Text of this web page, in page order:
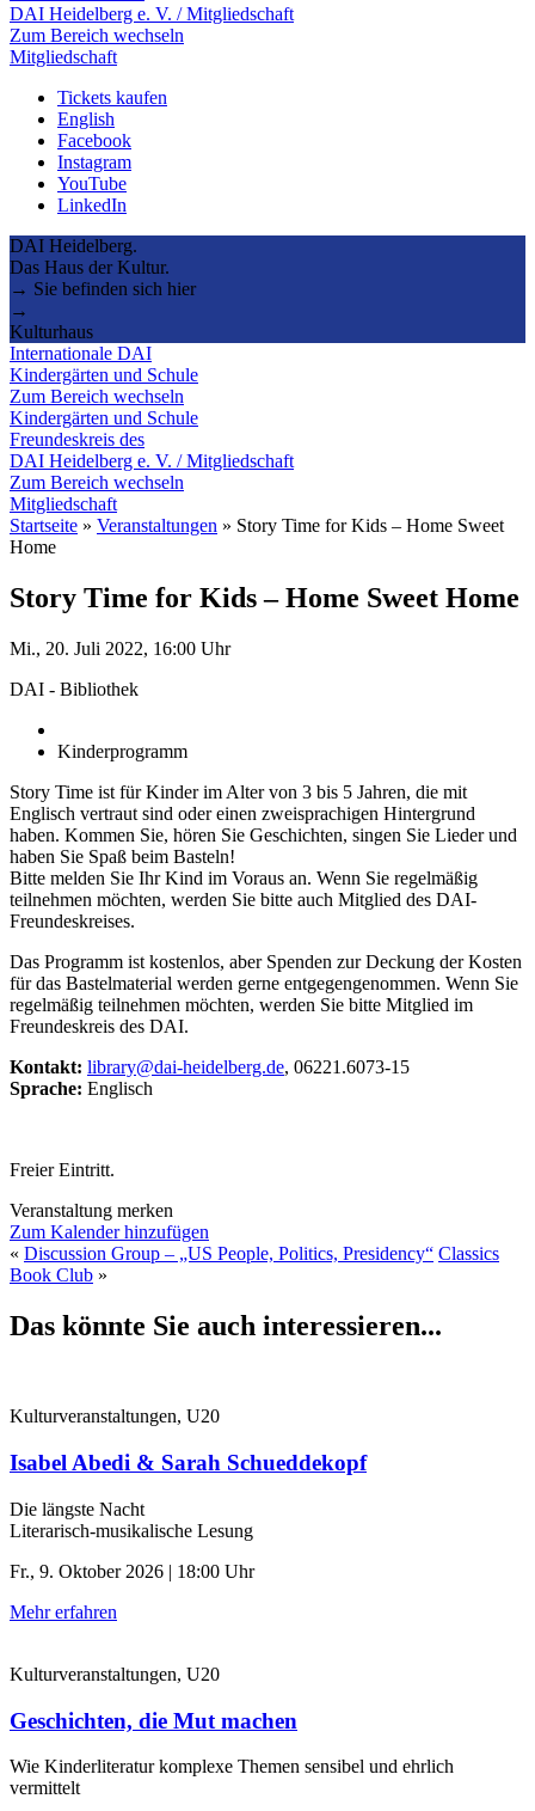
DAI Heidelberg e. V. / Mitgliedschaft
Zum Bereich wechseln
Mitgliedschaft
Tickets kaufen
English
Facebook
Instagram
YouTube
LinkedIn
DAI Heidelberg.
Das Haus der Kultur.
→ Sie befinden sich hier
→
Kulturhaus
Internationale DAI
Kindergärten und Schule
Zum Bereich wechseln
Kindergärten und Schule
Freundeskreis des
DAI Heidelberg e. V. / Mitgliedschaft
Zum Bereich wechseln
Mitgliedschaft
Startseite » Veranstaltungen » Story Time for Kids – Home Sweet
Home
Story Time for Kids – Home Sweet Home
Mi., 20. Juli 2022, 16:00 Uhr
DAI - Bibliothek
Kinderprogramm
Story Time ist für Kinder im Alter von 3 bis 5 Jahren, die mit
Englisch vertraut sind oder einen zweisprachigen Hintergrund
haben. Kommen Sie, hören Sie Geschichten, singen Sie Lieder und
haben Sie Spaß beim Basteln!
Bitte melden Sie Ihr Kind im Voraus an. Wenn Sie regelmäßig
teilnehmen möchten, werden Sie bitte auch Mitglied des DAI-
Freundeskreises.
Das Programm ist kostenlos, aber Spenden zur Deckung der Kosten
für das Bastelmaterial werden gerne entgegengenommen. Wenn Sie
regelmäßig teilnehmen möchten, werden Sie bitte Mitglied im
Freundeskreis des DAI.
Kontakt: library@dai-heidelberg.de, 06221.6073-15
Sprache: Englisch
Freier Eintritt.
Veranstaltung merken
Zum Kalender hinzufügen
« Discussion Group – „US People, Politics, Presidency“ Classics
Book Club »
Das könnte Sie auch interessieren...
Kulturveranstaltungen, U20
Isabel Abedi & Sarah Schueddekopf
Die längste Nacht
Literarisch-musikalische Lesung
Fr., 9. Oktober 2026 | 18:00 Uhr
Mehr erfahren
Kulturveranstaltungen, U20
Geschichten, die Mut machen
Wie Kinderliteratur komplexe Themen sensibel und ehrlich
vermittelt